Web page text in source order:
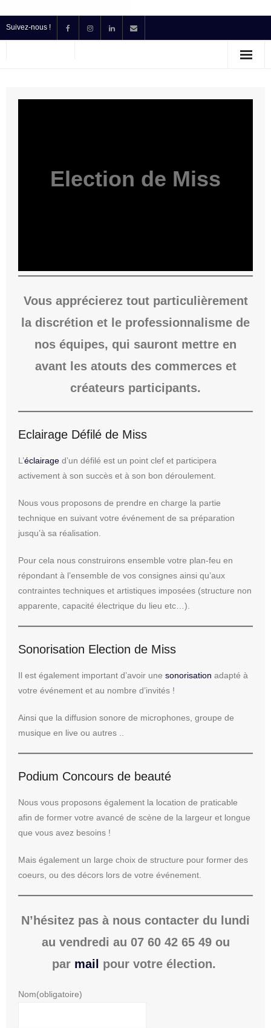
Suivez-nous !
Election de Miss
Vous apprécierez tout particulièrement
la discrétion et le professionnalisme de
nos équipes, qui sauront mettre en
avant les atouts des commerces et
créateurs participants.
Eclairage Défilé de Miss
L’éclairage d’un défilé est un point clef et participera
activement à son succès et à son bon déroulement.
Nous vous proposons de prendre en charge la partie
technique en suivant votre événement de sa préparation
jusqu’à sa réalisation.
Pour cela nous construirons ensemble votre plan-feu en
répondant à l’ensemble de vos consignes ainsi qu’aux
contraintes techniques et artistiques imposées (structure non
apparente, capacité électrique du lieu etc…).
Sonorisation Election de Miss
Il est également important d’avoir une sonorisation adapté à
votre événement et au nombre d’invités !
Ainsi que la diffusion sonore de microphones, groupe de
musique en live ou autres ..
Podium Concours de beauté
Nous vous proposons également la location de praticable
afin de former votre avancé de scène de la largeur et longue
que vous avez besoins !
Mais également un large choix de structure pour former des
coeurs, ou des décors lors de votre événement.
N’hésitez pas à nous contacter du lundi
au vendredi au 07 60 42 65 49 ou
par mail pour votre élection.
Nom(obligatoire)